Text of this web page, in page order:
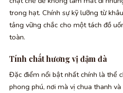
trong hạt. Chính sự kỹ lưỡng từ
tảng vững chắc cho một tách đồ
toàn.
Tính chất hương vị đậm đà
Đặc điểm nổi bật nhất chính là thể
phong phú, nơi mà vị chua thanh